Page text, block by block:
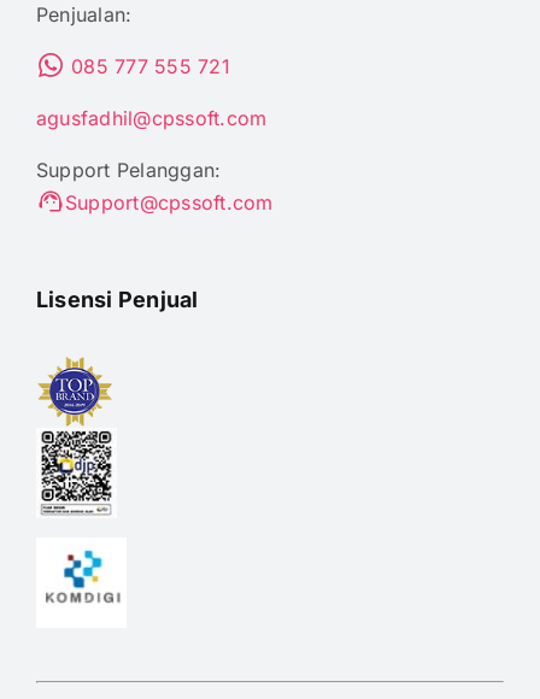
Penjualan:
085 777 555 721
agusfadhil@cpssoft.com
Support Pelanggan:
Support@cpssoft.com
Lisensi Penjual